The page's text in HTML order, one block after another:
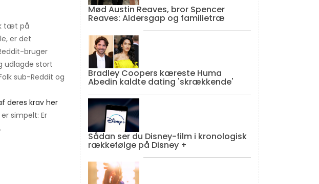
tæt på
er det
bruger
udlagde stort
sub-Reddit og
deres krav her
simpelt: Er
Mød Austin Reaves, bror Spencer
Reaves: Aldersgap og familietræ
Bradley Coopers kæreste Huma
Abedin kaldte dating 'skrækkende'
Sådan ser du Disney-film i kronologisk
rækkefølge på Disney +